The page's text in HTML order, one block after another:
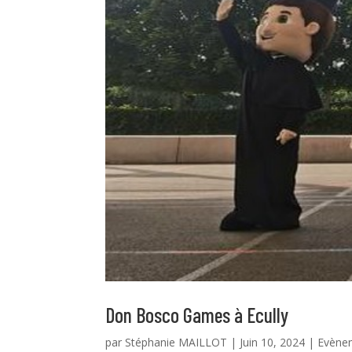
Don Bosco Games à Ecully
par Stéphanie MAILLOT | Juin 10, 2024 |